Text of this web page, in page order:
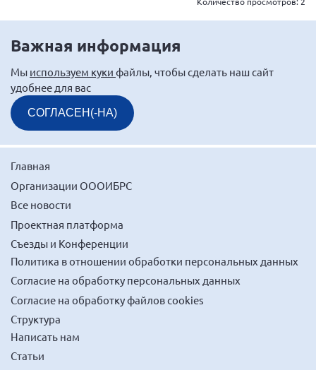
г. Москва
Московская область
Мурманская область
Нижегородская область
Новгородская область
Новосибирская область
Оренбургская область
Пензенская область
Республика Башкортостан
Республика Бурятия
Республика Калмыкия
Республика Хакасия
Ростовская область
г. Санкт-Петербург
Важная информация
Мы используем куки файлы, чтобы сделать наш сайт
удобнее для вас
СОГЛАСЕН(-НА)
Главная
Организации ОООИБРС
Все новости
Проектная платформа
Съезды и Конференции
Политика в отношении обработки персональных данных
Согласие на обработку персональных данных
Согласие на обработку файлов cookies
Структура
Написать нам
Статьи